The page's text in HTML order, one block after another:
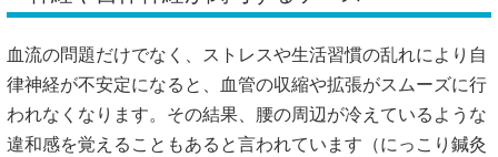
血流の問題だけでなく、ストレスや生活習慣の乱れにより自
律神経が不安定になると、血管の収縮や拡張がスムーズに行
われなくなります。その結果、腰の周辺が冷えているような
違和感を覚えることもあると言われています（にっこり鍼灸